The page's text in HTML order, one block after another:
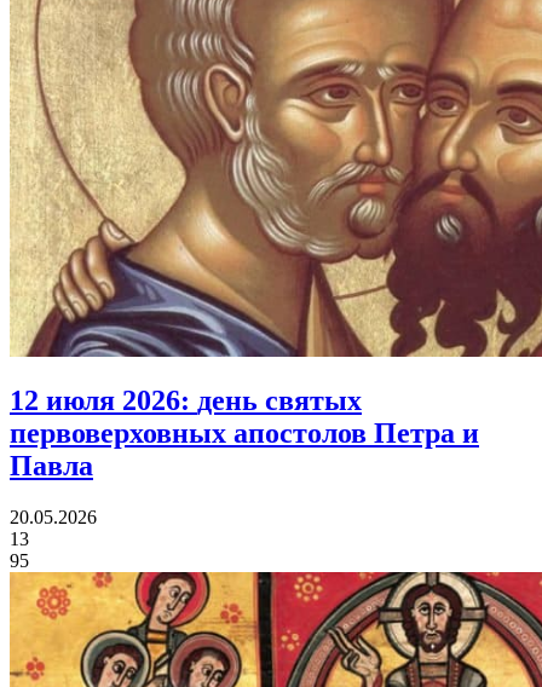
12 июля 2026: день святых
первоверховных апостолов Петра и
Павла
20.05.2026
13
95